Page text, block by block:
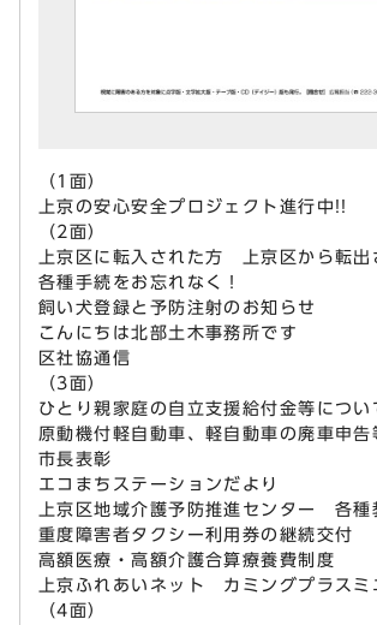
（1面）
上京の安心安全プロジェクト進行中!!
（2面）
上京区に転入された方 上京区から転出
各種手続をお忘れなく！
飼い犬登録と予防注射のお知らせ
こんにちは北部土木事務所です
区社協通信
（3面）
ひとり親家庭の自立支援給付金等につい
原動機付軽自動車、軽自動車の廃車申告
市長表彰
エコまちステーションだより
上京区地域介護予防推進センター 各種
重度障害者タクシー利用券の継続交付
高額医療・高額介護合算療養費制度
上京ふれあいネット カミングプラスミ
（4面）